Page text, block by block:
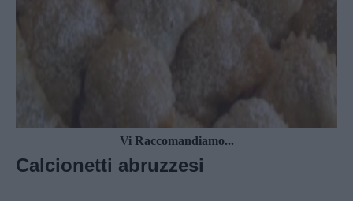
Vi Raccomandiamo...
Calcionetti abruzzesi